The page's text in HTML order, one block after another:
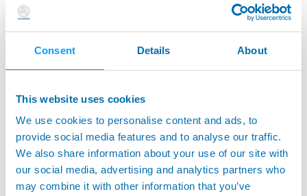
Consent Details About
This website uses cookies
We use cookies to personalise content and ads, to
provide social media features and to analyse our traffic.
We also share information about your use of our site with
our social media, advertising and analytics partners who
may combine it with other information that you’ve
Verlängerungen - Tastarme